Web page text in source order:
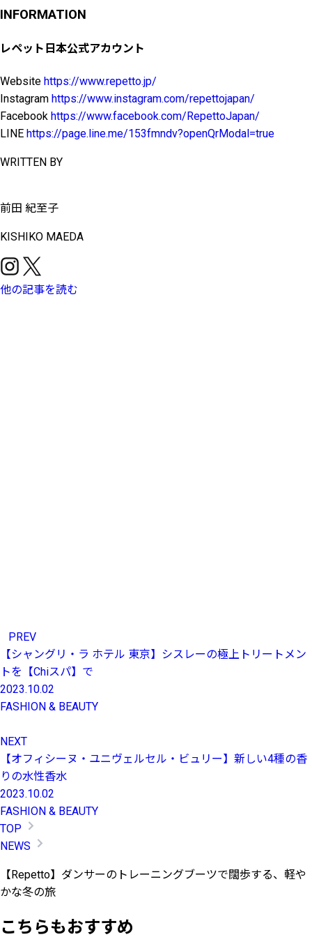
INFORMATION
レペット日本公式アカウント
Website https://www.repetto.jp/
Instagram https://www.instagram.com/repettojapan/
Facebook https://www.facebook.com/RepettoJapan/
LINE https://page.line.me/153fmndv?openQrModal=true
WRITTEN BY
前田 紀至子
KISHIKO MAEDA
他の記事を読む
PREV
【シャングリ・ラ ホテル 東京】シスレーの極上トリートメン
トを【Chiスパ】で
2023.10.02
FASHION & BEAUTY
NEXT
【オフィシーヌ・ユニヴェルセル・ビュリー】新しい4種の香
りの水性香水
2023.10.02
FASHION & BEAUTY
TOP
NEWS
【Repetto】ダンサーのトレーニングブーツで闊歩する、軽や
かな冬の旅
こちらもおすすめ